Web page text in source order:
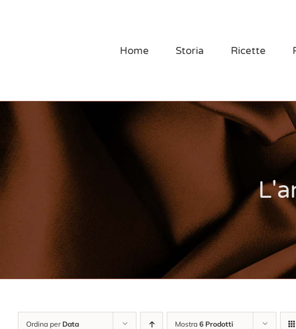
Home Storia Ricette
Ordina per Data Mostra 6 Prodotti